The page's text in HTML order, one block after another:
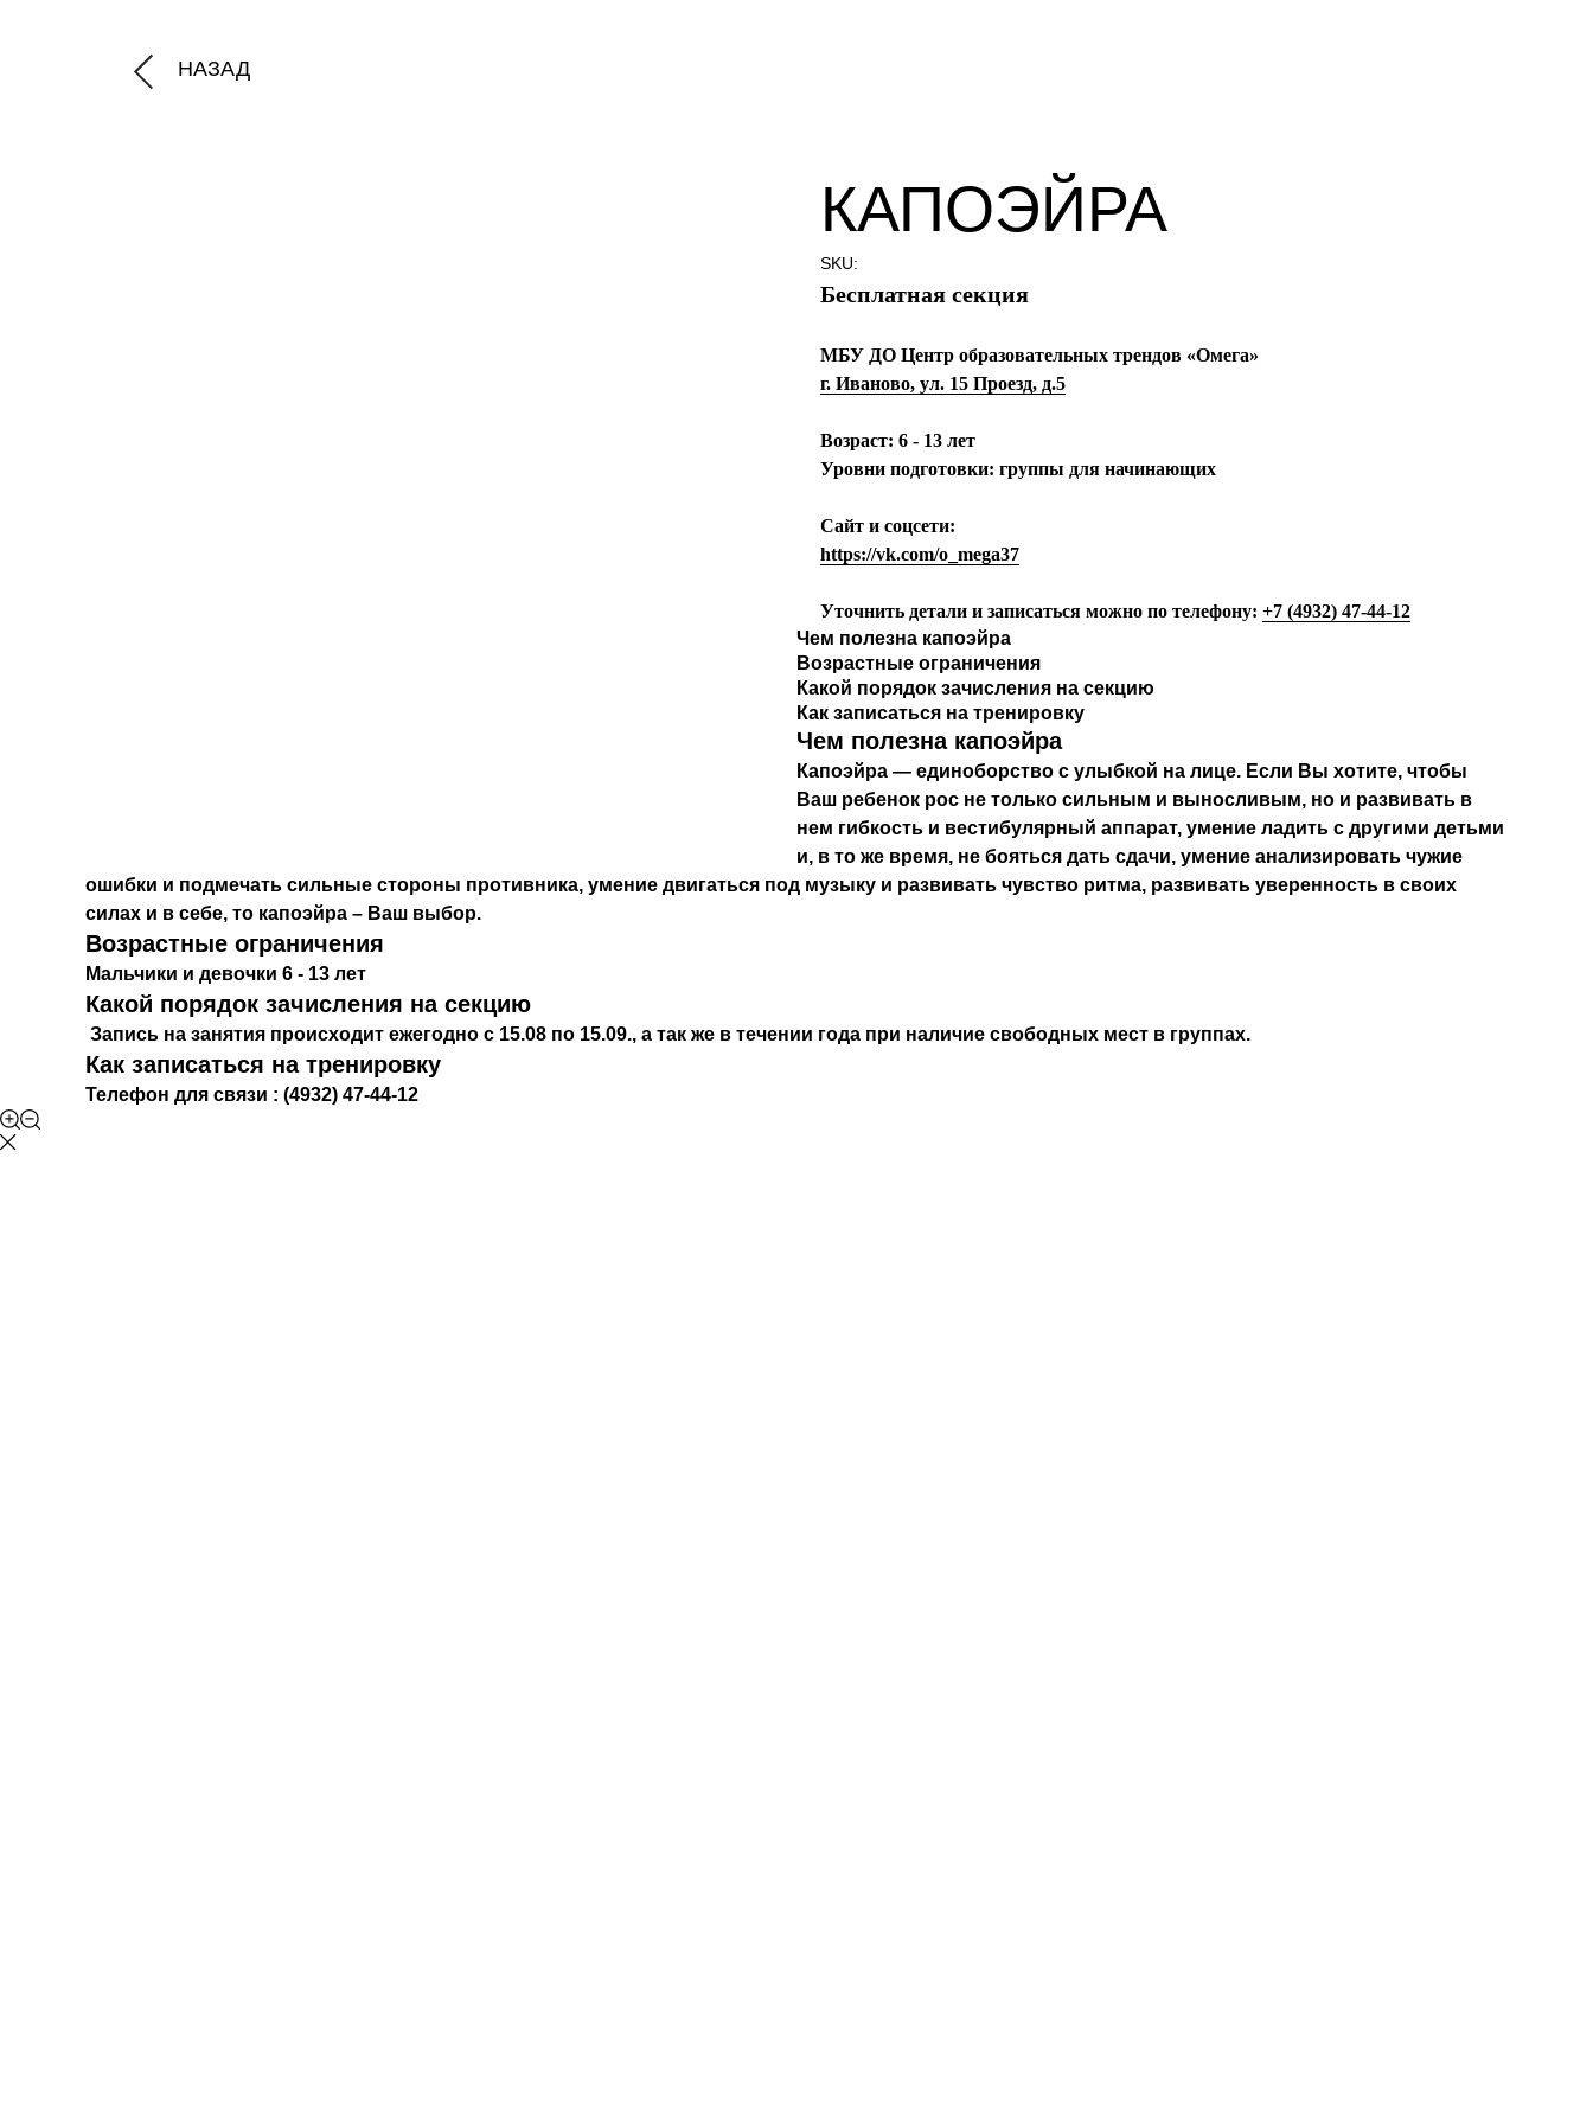
НАЗАД
КАПОЭЙРА
SKU:
Бесплатная секция
МБУ ДО Центр образовательных трендов «Омега»
г. Иваново, ул. 15 Проезд, д.5
Возраст: 6 - 13 лет
Уровни подготовки: группы для начинающих
Сайт и соцсети:
https://vk.com/o_mega37
Уточнить детали и записаться можно по телефону: +7 (4932) 47-44-12
Чем полезна капоэйра
Возрастные ограничения
Какой порядок зачисления на секцию
Как записаться на тренировку
Чем полезна капоэйра
Капоэйра — единоборство с улыбкой на лице. Если Вы хотите, чтобы
Ваш ребенок рос не только сильным и выносливым, но и развивать в
нем гибкость и вестибулярный аппарат, умение ладить с другими детьми
и, в то же время, не бояться дать сдачи, умение анализировать чужие
ошибки и подмечать сильные стороны противника, умение двигаться под музыку и развивать чувство ритма, развивать уверенность в своих
силах и в себе, то капоэйра – Ваш выбор.
Возрастные ограничения
Мальчики и девочки 6 - 13 лет
Какой порядок зачисления на секцию
Запись на занятия происходит ежегодно с 15.08 по 15.09., а так же в течении года при наличие свободных мест в группах.
Как записаться на тренировку
Телефон для связи : (4932) 47-44-12